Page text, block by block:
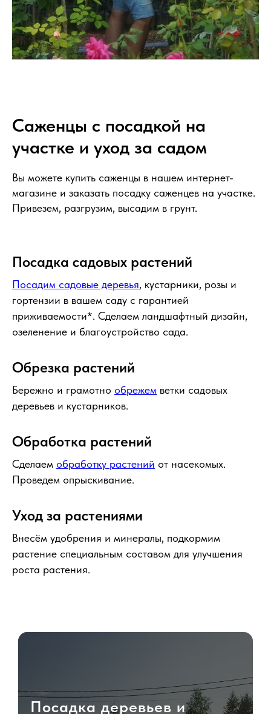
Саженцы с посадкой на
участке и уход за садом
Вы можете купить саженцы в нашем интернет-
магазине и заказать посадку саженцев на участке.
Привезем, разгрузим, высадим в грунт.
Посадка садовых растений
Посадим садовые деревья, кустарники, розы и
гортензии в вашем саду с гарантией
приживаемости*. Сделаем ландшафтный дизайн,
озеленение и благоустройство сада.
Обрезка растений
Бережно и грамотно обрежем ветки садовых
деревьев и кустарников.
Обработка растений
Сделаем обработку растений от насекомых.
Проведем опрыскивание.
Уход за растениями
Внесём удобрения и минералы, подкормим
растение специальным составом для улучшения
роста растения.
Посадка деревьев и